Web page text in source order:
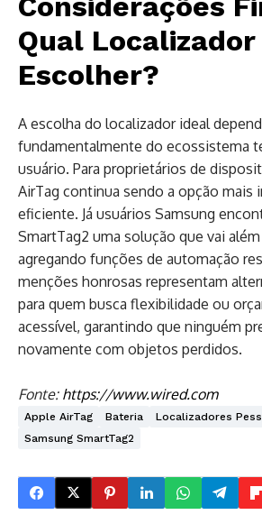
Qual Localizador
Escolher?
A escolha do localizador ideal
fundamentalmente do ecossistema
usuário. Para proprietários de
AirTag continua sendo a opção mais
eficiente. Já usuários Samsung
SmartTag2 uma solução que vai
agregando funções de automação
menções honrosas representam
para quem busca flexibilidade ou
acessível, garantindo que ninguém
novamente com objetos perdidos.
Fonte: https://www.wired.com
Apple AirTag Bateria Localizadores
Samsung SmartTag2